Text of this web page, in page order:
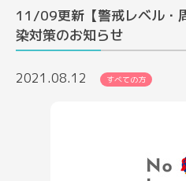
11/09更新【警戒レベル・
染対策のお知らせ
2021.08.12 すべての方